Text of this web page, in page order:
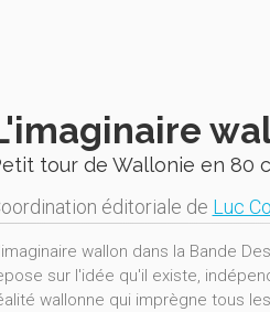
tour de Wallonie en 80
éditoriale de Luc
wallon dans la Bande
sur l'idée qu'il existe,
wallonne qui imprègne tous